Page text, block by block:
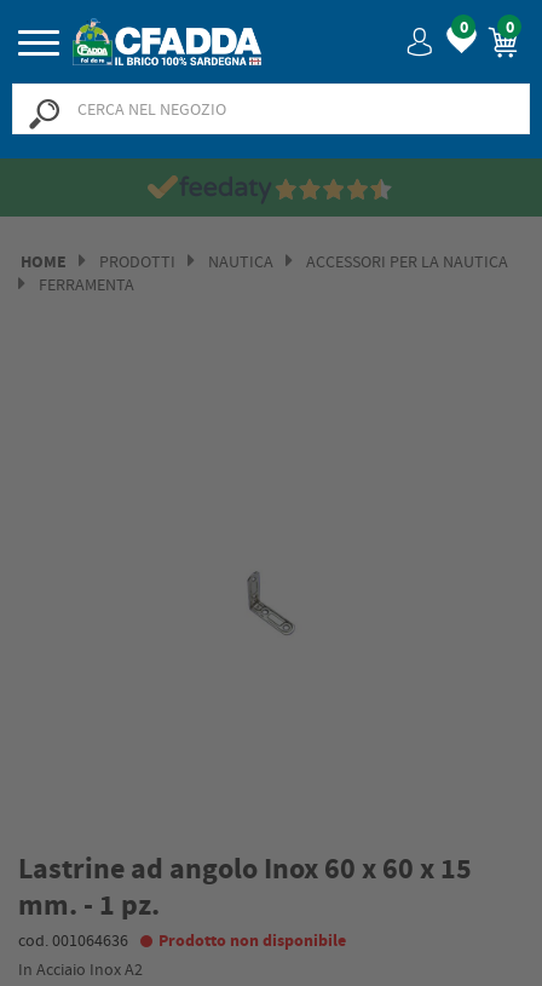
0 0
HOME PRODOTTI NAUTICA
ACCESSORI PER LA NAUTICA
FERRAMENTA
Lastrine ad angolo Inox 60 x 60 x 15
mm. - 1 pz.
cod. 001064636 Prodotto non disponibile
In Acciaio Inox A2